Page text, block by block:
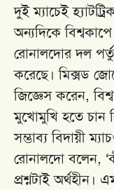
দুই ম্যাচেই
অন্যদিকে
রোনালদোর দল
করেছে। মিক্সড
জিজ্ঞেস করেন,
মুখোমুখি হতে চান
সম্ভাব্য বিদায়ী
রোনালদো বলেন,
প্রশ্নটাই